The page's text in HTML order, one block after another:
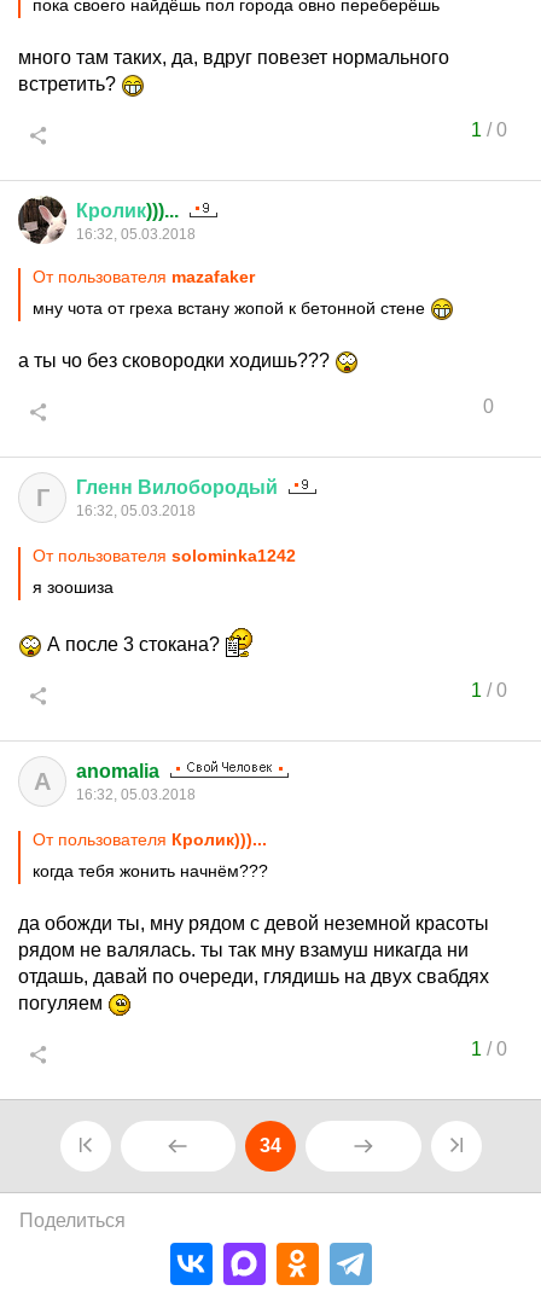
пока своего найдёшь пол города овно переберёшь
много там таких, да, вдруг повезет нормального
встретить?
1 /0
Кролик)))...
16:32, 05.03.2018
От пользователя mazafaker
мну чота от греха встану жопой к бетонной стене
а ты чо без сковородки ходишь???
0
Г Гленн Вилобородый
16:32, 05.03.2018
От пользователя solominka1242
я зоошиза
А после 3 стокана?
1 /0
A anomalia
16:32, 05.03.2018
От пользователя Кролик)))...
когда тебя жонить начнём???
да обожди ты, мну рядом с девой неземной красоты
рядом не валялась. ты так мну взамуш никагда ни
отдашь, давай по очереди, глядишь на двух свабдях
погуляем
1 /0
34
Поделиться